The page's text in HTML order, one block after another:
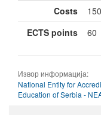
Costs
ECTS points
60
Извор информација:
National Entity for
Education of Serbia -